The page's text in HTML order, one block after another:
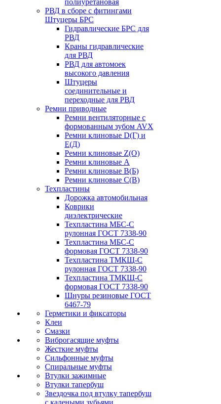
полиуретановая
РВД в сборе с фитингами
Штуцеры БРС
Гидравлические БРС для
РВД
Краны гидравлические
для РВД
РВД для автомоек
высокого давления
Штуцеры
соединительные и
переходные для РВД
Ремни приводные
Ремни вентиляторные с
формованным зубом AVX
Ремни клиновые D(Г) и
Е(Д)
Ремни клиновые Z(О)
Ремни клиновые А
Ремни клиновые В(Б)
Ремни клиновые С(В)
Техпластины
Дорожка автомобильная
Коврики
диэлектрические
Техпластина МБС-С
рулонная ГОСТ 7338-90
Техпластина МБС-С
формовая ГОСТ 7338-90
Техпластина ТМКЩ-С
рулонная ГОСТ 7338-90
Техпластина ТМКЩ-С
формовая ГОСТ 7338-90
Шнуры резиновые ГОСТ
6467-79
Герметики и фиксаторы
Клеи
Смазки
Виброгасящие муфты
Жесткие муфты
Сильфонные муфты
Спиральные муфты
Втулки зажимные
Втулки тапербуш
Звездочка под втулку тапербуш
c калеными зубьями